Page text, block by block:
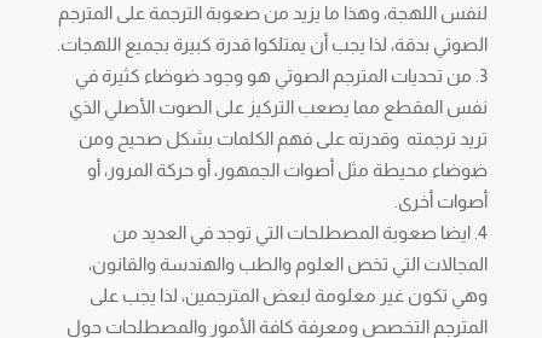
لنفس اللهجة، وهذا ما يزيد من صعوبة الترجمة على المترجم
الصوتي بدقة، لذا يجب أن يمتلكوا قدرة كبيرة بجميع اللهجات.
من تحديات المترجم الصوتي هو وجود ضوضاء كثيرة في
نفس المقطع مما يصعب التركيز على الصوت الأصلي الذي
تريد ترجمته وقدرته على فهم الكلمات بشكل صحيح ومن
ضوضاء محيطة مثل أصوات الجمهور، أو حركة المرور، أو
أصوات أخرى.
ايضا صعوبة المصطلحات التي توجد في العديد من
المجالات التي تخص العلوم والطب والهندسة والقانون،
وهي تكون غير معلومة لبعض المترجمين، لذا يجب على
المترجم التخصص ومعرفة كافة الأمور والمصطلحات حول